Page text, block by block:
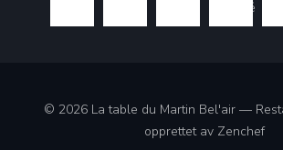
© 2026 La table du Martin Bel'air —
opprettet av Zenchef